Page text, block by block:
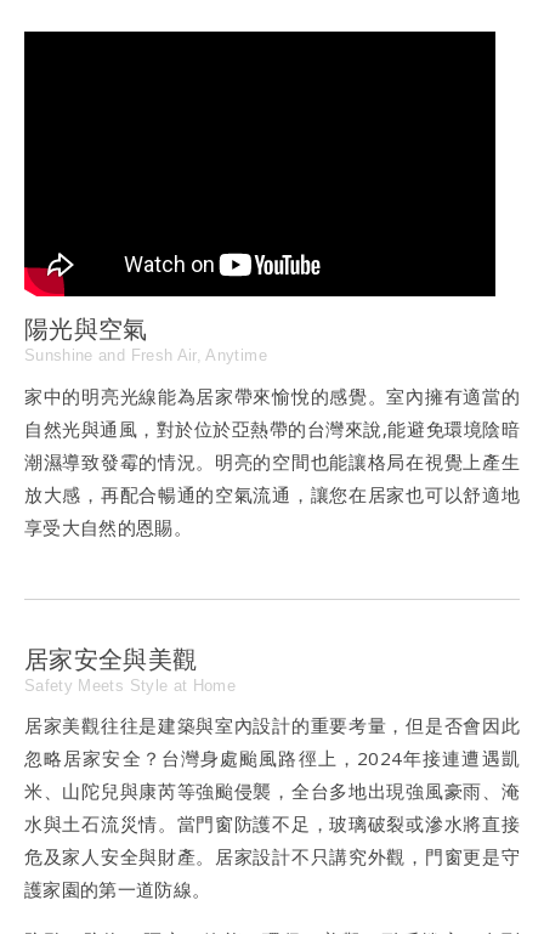
陽光與空氣
Sunshine and Fresh Air, Anytime
家中的明亮光線能為居家帶來愉悅的感覺。室內擁有適當的
自然光與通風，對於位於亞熱帶的台灣來說,能避免環境陰暗
潮濕導致發霉的情況。明亮的空間也能讓格局在視覺上產生
放大感，再配合暢通的空氣流通，讓您在居家也可以舒適地
享受大自然的恩賜。
居家安全與美觀
Safety Meets Style at Home
居家美觀往往是建築與室內設計的重要考量，但是否會因此
忽略居家安全？台灣身處颱風路徑上，2024年接連遭遇凱
米、山陀兒與康芮等強颱侵襲，全台多地出現強風豪雨、淹
水與土石流災情。當門窗防護不足，玻璃破裂或滲水將直接
危及家人安全與財產。居家設計不只講究外觀，門窗更是守
護家園的第一道防線。